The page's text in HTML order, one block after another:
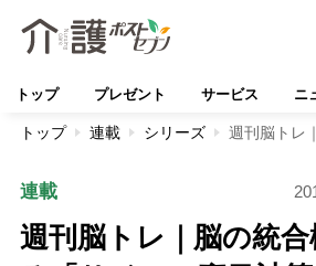
トップ プレゼント サービス ニ
トップ 連載 シリーズ 週刊脳トレ
連載
週刊脳トレ｜脳の統合